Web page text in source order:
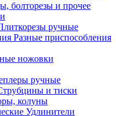
болторезы и прочее
ручные
Разные приспособления
ножовки
ручные
и тиски
колуны
Удлинители